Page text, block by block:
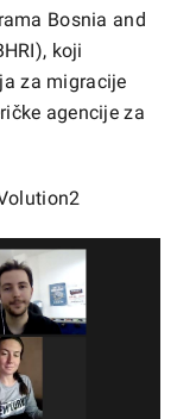
Bosnia and
koji
za migracije
agencije za